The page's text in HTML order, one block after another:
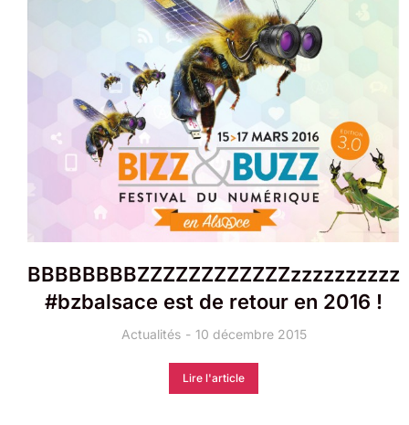
BBBBBBBBZZZZZZZZZZZZzzzzzzzzzz
#bzbalsace est de retour en 2016 !
Actualités 10 décembre 2015
Lire l'article